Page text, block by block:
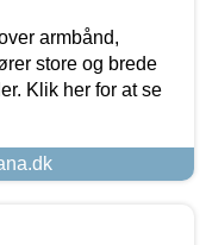
armbånd,
store og brede
Klik her for at se